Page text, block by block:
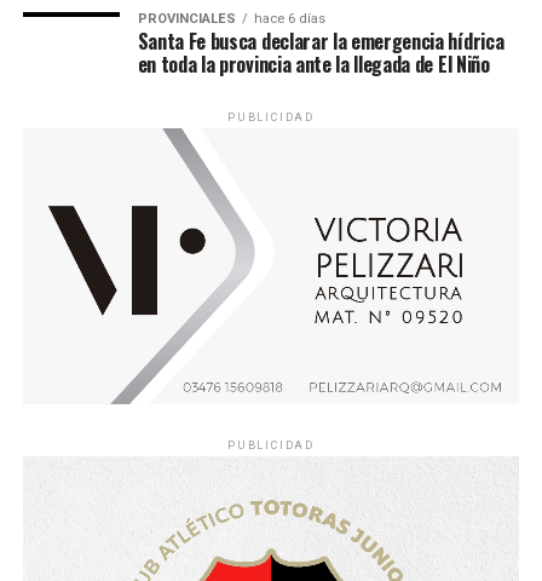
PROVINCIALES hace 6 días
Santa Fe busca declarar la emergencia hídrica
en toda la provincia ante la llegada de El Niño
PUBLICIDAD
PUBLICIDAD